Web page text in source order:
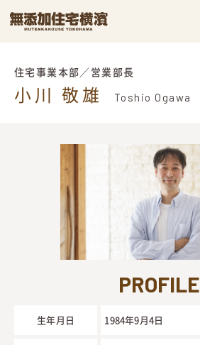
私たちの家づくり
お客様の声
会社情報
コラム
イベント情報
住宅事業本部／営業部長
小川 敬雄 Toshio Ogawa
PROFILE
生年月日 1984年9月4日